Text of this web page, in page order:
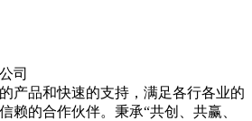
产品和快速的支持，满足各行各业的
赖的合作伙伴。秉承“共创、共赢、